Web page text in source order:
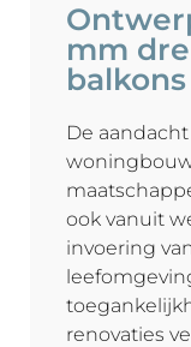
mm
balkons
De
ook vanuit
invoering
renovaties